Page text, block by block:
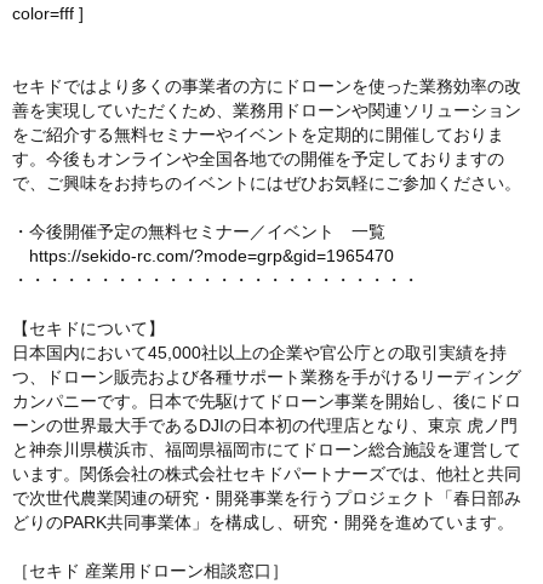
color=fff ]
セキドではより多くの事業者の方にドローンを使った業務効率の改
善を実現していただくため、業務用ドローンや関連ソリューション
をご紹介する無料セミナーやイベントを定期的に開催しておりま
す。今後もオンラインや全国各地での開催を予定しておりますの
で、ご興味をお持ちのイベントにはぜひお気軽にご参加ください。
・今後開催予定の無料セミナー／イベント 一覧
https://sekido-rc.com/?mode=grp&gid=1965470
・・・・・・・・・・・・・・・・・・・・・・・・
【セキドについて】
日本国内において45,000社以上の企業や官公庁との取引実績を持
つ、ドローン販売および各種サポート業務を手がけるリーディング
カンパニーです。日本で先駆けてドローン事業を開始し、後にドロ
ーンの世界最大手であるDJIの日本初の代理店となり、東京 虎ノ門
と神奈川県横浜市、福岡県福岡市にてドローン総合施設を運営して
います。関係会社の株式会社セキドパートナーズでは、他社と共同
で次世代農業関連の研究・開発事業を行うプロジェクト「春日部み
どりのPARK共同事業体」を構成し、研究・開発を進めています。
［セキド 産業用ドローン相談窓口］